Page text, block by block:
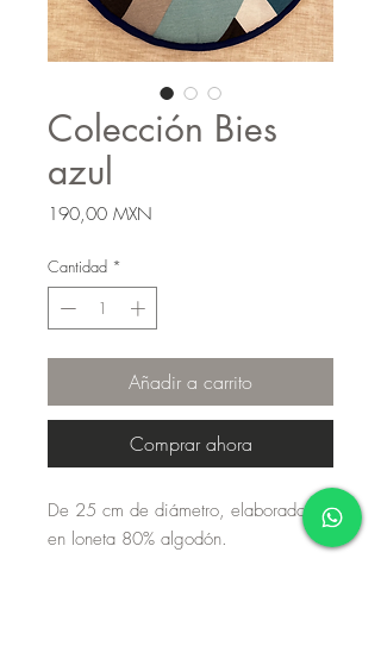
Colección Bies
azul
190,00 MXN
Cantidad *
Añadir a carrito
Comprar ahora
De 25 cm de diámetro, elaborados
en loneta 80% algodón.